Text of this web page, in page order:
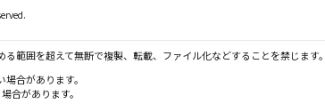
範囲を超えて無断で複製、転載、ファイル化などすることを禁じます。
合があります。
合があります。